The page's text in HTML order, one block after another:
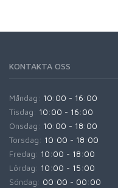
KONTAKTA OSS
Måndag: 10:00 - 16:00
Tisdag: 10:00 - 16:00
Onsdag: 10:00 - 18:00
Torsdag: 10:00 - 18:00
Fredag: 10:00 - 18:00
Lördag: 10:00 - 15:00
Söndag: 00:00 - 00:00